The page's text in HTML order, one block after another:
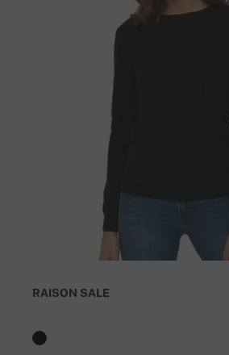
RAISON SALE